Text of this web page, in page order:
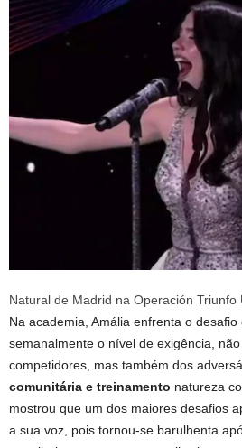
Natural de Madrid na Operación Triunfo
Na academia, Amália enfrenta o
semanalmente o nível de exigência,
competidores, mas também dos
comunitária e treinamento natureza
mostrou que um dos maiores desafios
a sua voz, pois tornou-se barulhenta